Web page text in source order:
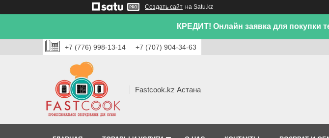
Создать сайт на Satu.kz
КРЕДИТ! Онлайн заявка для покупки
+7 (776) 998-13-14 +7 (707) 904-34-63
Fastcook.kz Астана